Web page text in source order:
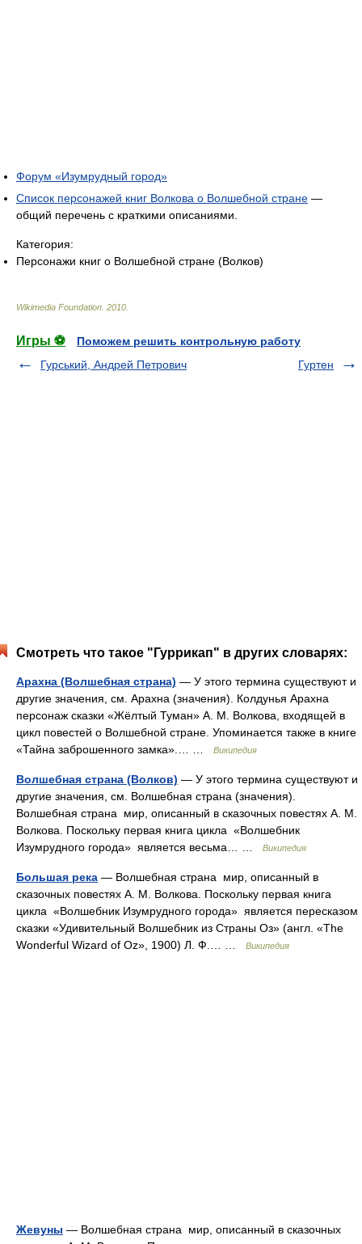
Форум «Изумрудный город»
Список персонажей книг Волкова о Волшебной стране —
общий перечень с краткими описаниями.
Категория:
Персонажи книг о Волшебной стране (Волков)
Wikimedia Foundation 2010
Игры ⚽
Поможем решить контрольную работу
Гурський, Андрей Петрович
Гуртен
Смотреть что такое "Гуррикап" в других словарях:
Арахна (Волшебная страна) — У этого термина существуют и
другие значения, см. Арахна (значения). Колдунья Арахна
персонаж сказки «Жёлтый Туман» А. М. Волкова, входящей в
цикл повестей о Волшебной стране. Упоминается также в книге
«Тайна заброшенного замка».… …
Википедия
Волшебная страна (Волков) — У этого термина существуют и
другие значения, см. Волшебная страна (значения).
Волшебная страна мир, описанный в сказочных повестях А. М.
Волкова. Поскольку первая книга цикла «Волшебник
Изумрудного города» является весьма… …
Википедия
Большая река — Волшебная страна мир, описанный в
сказочных повестях А. М. Волкова. Поскольку первая книга
цикла «Волшебник Изумрудного города» является пересказом
сказки «Удивительный Волшебник из Страны Оз» (англ. «The
Wonderful Wizard of Oz», 1900) Л. Ф.… …
Википедия
Жевуны — Волшебная страна мир, описанный в сказочных